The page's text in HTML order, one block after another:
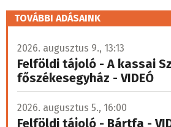
TOVÁBBI ADÁSAINK
2026. augusztus 9., 13:13
Felföldi tájoló - A kassai
főszékesegyház - VIDEÓ
2026. augusztus 5., 16:00
Felföldi tájoló - Bártfa -